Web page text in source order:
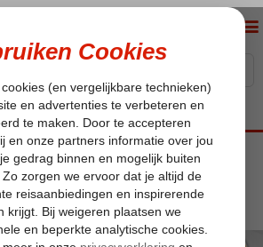
Playa de Muro Eix Lagotel Holiday Resort
Resort
-Aparthotel